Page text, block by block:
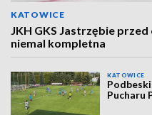
KATOWICE
JKH GKS Jastrzębie
niemal kompletna
KATOWICE
Pucharu